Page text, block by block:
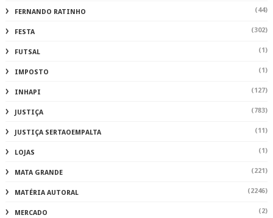
FERNANDO RATINHO (44)
FESTA (302)
FUTSAL (1)
IMPOSTO (1)
INHAPI (127)
JUSTIÇA (783)
JUSTIÇA SERTAOEMPALTA (11)
LOJAS (1)
MATA GRANDE (221)
MATÉRIA AUTORAL (2246)
MERCADO (2)